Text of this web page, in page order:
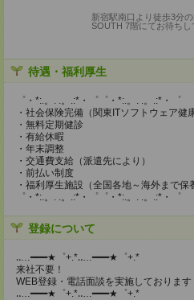
新宿駅南口より徒歩3分
SOUTH 7階にてお待ちし
待遇・福利厚生
゜・*:.。. .。.:*・゜゜・*:.。. .。.:*・゜
・社会保険完備（関東ITソフトウェア健
・無料定期健診
・有給休暇
・年末調整
・交通費支給（派遣先により）
・前払い制度
・福利厚生施設（全国各地～海外まで保
゜・*:.。. .。.:*・゜゜・*:.。. .。.:*・゜
登録について
‥…━━━★゜+.*‥…━━━★゜+.*
来社不要！
WEB登録・電話面談を実施しております
‥…━━━★゜+.*‥…━━━★゜+.*